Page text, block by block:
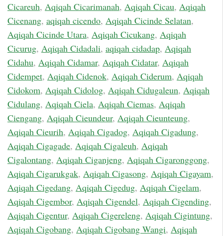
Cicareuh, Aqiqah Cicarimanah, Aqiqah Cicau, Aqiqah
Cicenang, aqiqah cicendo, Aqiqah Cicinde Selatan,
Aqiqah Cicinde Utara, Aqiqah Cicukang, Aqiqah
Cicurug, Aqiqah Cidadali, aqiqah cidadap, Aqiqah
Cidahu, Aqiqah Cidamar, Aqiqah Cidatar, Aqiqah
Cidempet, Aqiqah Cidenok, Aqiqah Ciderum, Aqiqah
Cidokom, Aqiqah Cidolog, Aqiqah Cidugaleun, Aqiqah
Cidulang, Aqiqah Ciela, Aqiqah Ciemas, Aqiqah
Ciengang, Aqiqah Cieundeur, Aqiqah Cieunteung,
Aqiqah Cieurih, Aqiqah Cigadog, Aqiqah Cigadung,
Aqiqah Cigagade, Aqiqah Cigaleuh, Aqiqah
Cigalontang, Aqiqah Ciganjeng, Aqiqah Cigaronggong,
Aqiqah Cigarukgak, Aqiqah Cigasong, Aqiqah Cigayam,
Aqiqah Cigedang, Aqiqah Cigedug, Aqiqah Cigelam,
Aqiqah Cigembor, Aqiqah Cigendel, Aqiqah Cigending,
Aqiqah Cigentur, Aqiqah Cigereleng, Aqiqah Cigintung,
Aqiqah Cigobang, Aqiqah Cigobang Wangi, Aqiqah